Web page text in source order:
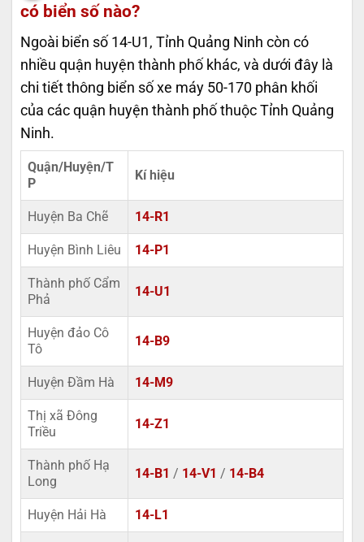
có biển số nào?
Ngoài biển số 14-U1, Tỉnh Quảng Ninh còn có
nhiều quận huyện thành phố khác, và dưới đây là
chi tiết thông biển số xe máy 50-170 phân khối
của các quận huyện thành phố thuộc Tỉnh Quảng
Ninh.
Quận/Huyện/T
P
Kí hiệu
Huyện Ba Chẽ 14-R1
Huyện Bình Liêu 14-P1
Thành phố Cẩm
Phả
14-U1
Huyện đảo Cô
Tô
14-B9
Huyện Đầm Hà 14-M9
Thị xã Đông
Triều
14-Z1
Thành phố Hạ
Long
14-B1 / 14-V1 / 14-B4
Huyện Hải Hà 14-L1